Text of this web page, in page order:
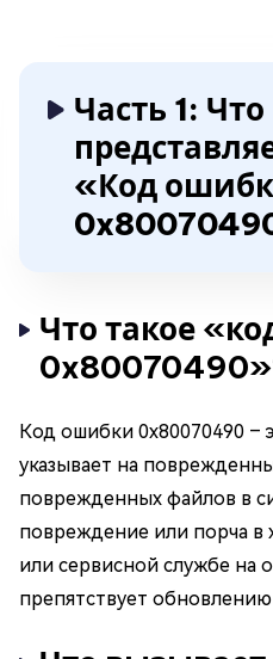
Часть 1: Что
«Код
Что такое
Код ошибки 0x80070490 –
указывает на
поврежденных файлов в
повреждение или порча
или сервисной службе на
препятствует